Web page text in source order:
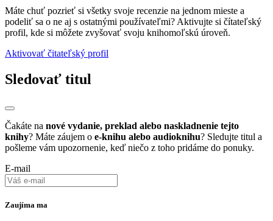
Máte chuť pozrieť si všetky svoje recenzie na jednom mieste a
podeliť sa o ne aj s ostatnými používateľmi? Aktivujte si čítateľský
profil, kde si môžete zvyšovať svoju knihomoľskú úroveň.
Aktivovať čitateľský profil
Sledovať titul
Čakáte na nové vydanie, preklad alebo naskladnenie tejto
knihy? Máte záujem o e-knihu alebo audioknihu? Sledujte titul a
pošleme vám upozornenie, keď niečo z toho pridáme do ponuky.
E-mail
Zaujíma ma